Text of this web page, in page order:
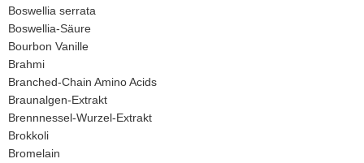
Boswellia serrata
Boswellia-Säure
Bourbon Vanille
Brahmi
Branched-Chain Amino Acids
Braunalgen-Extrakt
Brennnessel-Wurzel-Extrakt
Brokkoli
Bromelain